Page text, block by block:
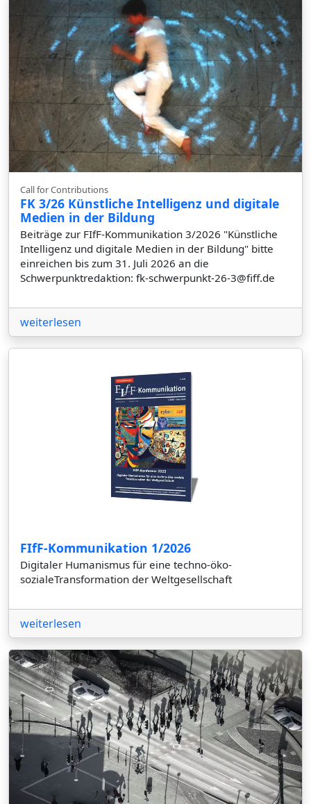
Call for Contributions
FK 3/26 Künstliche Intelligenz und digitale
Medien in der Bildung
Beiträge zur FIfF-Kommunikation 3/2026 "Künstliche
Intelligenz und digitale Medien in der Bildung" bitte
einreichen bis zum 31. Juli 2026 an die
Schwerpunktredaktion: fk-schwerpunkt-26-3@fiff.de
weiterlesen
FIfF-Kommunikation 1/2026
Digitaler Humanismus für eine techno-öko-
sozialeTransformation der Weltgesellschaft
weiterlesen